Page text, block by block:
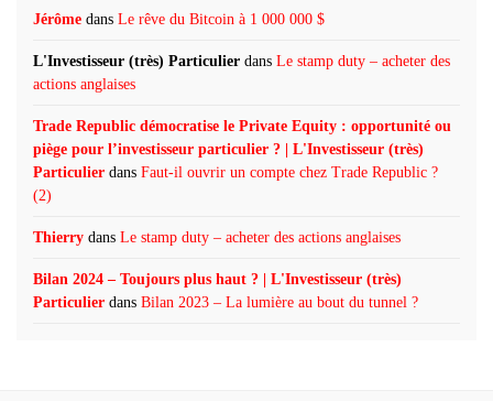
Jérôme dans Le rêve du Bitcoin à 1 000 000 $
L'Investisseur (très) Particulier dans Le stamp duty – acheter des
actions anglaises
Trade Republic démocratise le Private Equity : opportunité ou
piège pour l’investisseur particulier ? | L'Investisseur (très)
Particulier dans Faut-il ouvrir un compte chez Trade Republic ?
(2)
Thierry dans Le stamp duty – acheter des actions anglaises
Bilan 2024 – Toujours plus haut ? | L'Investisseur (très)
Particulier dans Bilan 2023 – La lumière au bout du tunnel ?